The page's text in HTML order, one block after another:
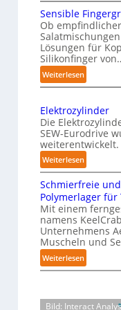
a
g
a
z
i
n
B
e
l
a
d
u
n
g
f
ü
r
K
a
o
Sensible
Ob
Lösungen für
Silikonfinger
Weiterlesen:
S
n
s
i
b
l
i
n
g
e
r
g
e
Elektrozylinder
Die
SEW-Eurodrive
weiterentwickelt.
Weiterlesen:
E
l
e
k
t
r
o
z
i
Schmierfreie
Polymerlager
Mit einem
namens
Unternehmens
Muscheln und
Weiterlesen:
S
Bild: Interact